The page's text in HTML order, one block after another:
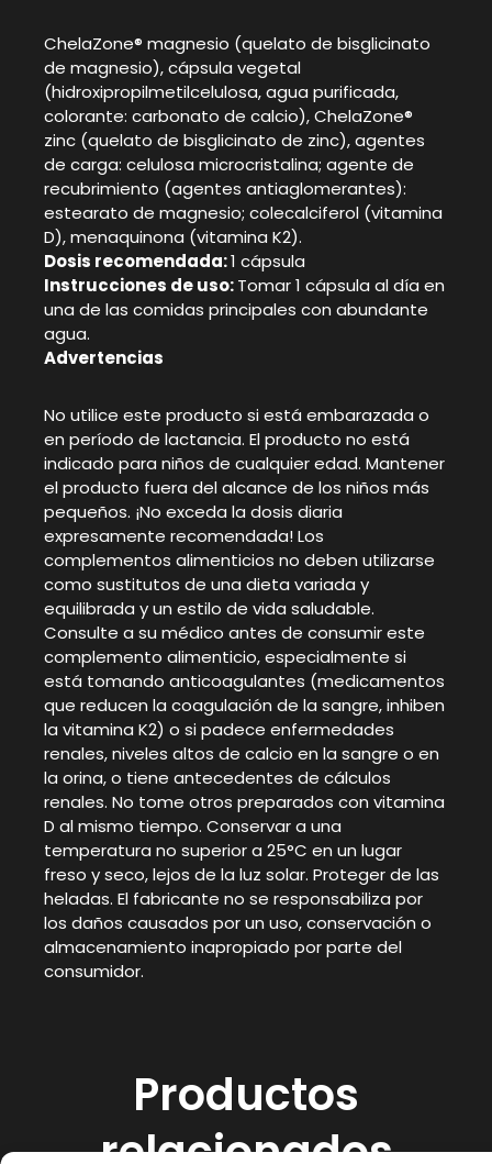
ChelaZone® magnesio (quelato de bisglicinato
de magnesio), cápsula vegetal
(hidroxipropilmetilcelulosa, agua purificada,
colorante: carbonato de calcio), ChelaZone®
zinc (quelato de bisglicinato de zinc), agentes
de carga: celulosa microcristalina; agente de
recubrimiento (agentes antiaglomerantes):
estearato de magnesio; colecalciferol (vitamina
D), menaquinona (vitamina K2).
Dosis recomendada:1 cápsula
Instrucciones de uso:Tomar 1 cápsula al día en
una de las comidas principales con abundante
agua.
Advertencias
No utilice este producto si está embarazada o
en período de lactancia. El producto no está
indicado para niños de cualquier edad. Mantener
el producto fuera del alcance de los niños más
pequeños. ¡No exceda la dosis diaria
expresamente recomendada! Los
complementos alimenticios no deben utilizarse
como sustitutos de una dieta variada y
equilibrada y un estilo de vida saludable.
Consulte a su médico antes de consumir este
complemento alimenticio, especialmente si
está tomando anticoagulantes (medicamentos
que reducen la coagulación de la sangre, inhiben
la vitamina K2) o si padece enfermedades
renales, niveles altos de calcio en la sangre o en
la orina, o tiene antecedentes de cálculos
renales. No tome otros preparados con vitamina
D al mismo tiempo. Conservar a una
temperatura no superior a 25°C en un lugar
freso y seco, lejos de la luz solar. Proteger de las
heladas. El fabricante no se responsabiliza por
los daños causados por un uso, conservación o
almacenamiento inapropiado por parte del
consumidor.
Productos
relacionados